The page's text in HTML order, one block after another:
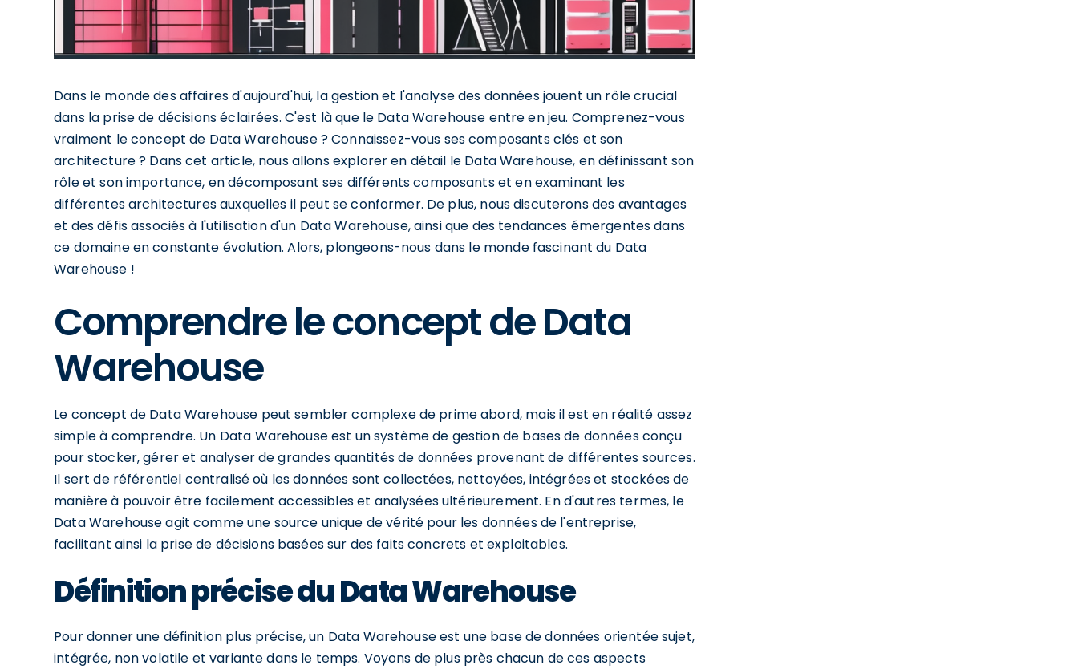
Dans le monde des affaires d'aujourd'hui, la gestion et l'analyse des données jouent un rôle crucial
dans la prise de décisions éclairées. C'est là que le Data Warehouse entre en jeu. Comprenez-vous
vraiment le concept de Data Warehouse ? Connaissez-vous ses composants clés et son
architecture ? Dans cet article, nous allons explorer en détail le Data Warehouse, en définissant son
rôle et son importance, en décomposant ses différents composants et en examinant les
différentes architectures auxquelles il peut se conformer. De plus, nous discuterons des avantages
et des défis associés à l'utilisation d'un Data Warehouse, ainsi que des tendances émergentes dans
ce domaine en constante évolution. Alors, plongeons-nous dans le monde fascinant du Data
Warehouse !
Comprendre le concept de Data
Warehouse
Le concept de Data Warehouse peut sembler complexe de prime abord, mais il est en réalité assez
simple à comprendre. Un Data Warehouse est un système de gestion de bases de données conçu
pour stocker, gérer et analyser de grandes quantités de données provenant de différentes sources.
Il sert de référentiel centralisé où les données sont collectées, nettoyées, intégrées et stockées de
manière à pouvoir être facilement accessibles et analysées ultérieurement. En d'autres termes, le
Data Warehouse agit comme une source unique de vérité pour les données de l'entreprise,
facilitant ainsi la prise de décisions basées sur des faits concrets et exploitables.
Définition précise du Data Warehouse
Pour donner une définition plus précise, un Data Warehouse est une base de données orientée sujet,
intégrée, non volatile et variante dans le temps. Voyons de plus près chacun de ces aspects